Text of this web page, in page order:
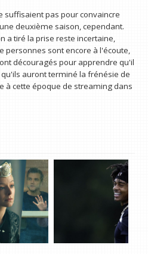
suffisaient pas pour convaincre
deuxième saison, cependant.
a tiré la prise reste incertaine,
personnes sont encore à l'écoute,
découragés pour apprendre qu'il
auront terminé la frénésie de
à cette époque de streaming dans